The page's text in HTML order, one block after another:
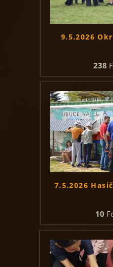
9.5.2026
238
7.5.2026
10